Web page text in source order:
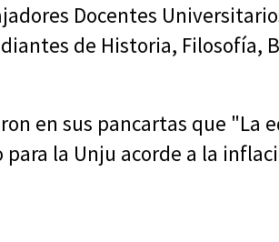
Docentes
de Historia, Filosofía,
en sus pancartas que "La
la Unju acorde a la